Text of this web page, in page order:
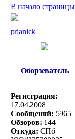
В начало страницы
prjanick
Оборзеватель
Регистрация:
17.04.2008
Сообщений: 5965
Обзоров: 144
Откуда: СПб